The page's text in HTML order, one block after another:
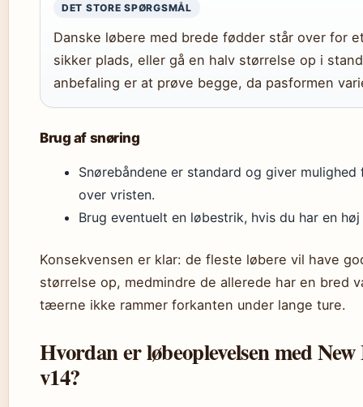
DET STORE SPØRGSMÅL
Danske løbere med brede fødder står over for
sikker plads, eller gå en halv størrelse op i
anbefaling er at prøve begge, da pasformen
Brug af snøring
Snørebåndene er standard og giver
over vristen.
Brug eventuelt en løbestrik, hvis du har en
Konsekvensen er klar: de fleste løbere vil have
størrelse op, medmindre de allerede har en bred
tæerne ikke rammer forkanten under lange ture.
Hvordan er løbeoplevelsen med New
v14?